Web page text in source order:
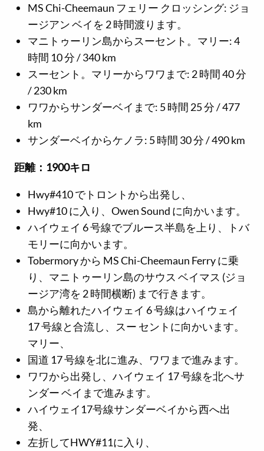
MS Chi-Cheemaun フェリー クロッシング: ジョ
ージアン ベイを 2 時間渡ります。
マニトゥーリン島からスーセント。マリー: 4
時間 10 分 / 340 km
スーセント。マリーからワワまで: 2 時間 40 分
/ 230 km
ワワからサンダーベイまで: 5 時間 25 分 / 477
km
サンダーベイからケノラ: 5 時間 30 分 / 490 km
距離：1900キロ
Hwy#410 でトロントから出発し、
Hwy#10 に入り、Owen Sound に向かいます。
ハイウェイ 6 号線でブルース半島を上り、トバ
モリーに向かいます。
Tobermory から MS Chi-Cheemaun Ferry に乗
り、マニトゥーリン島のサウス ベイマス (ジョ
ージア湾を 2 時間横断) まで行きます。
島から離れたハイウェイ 6 号線はハイウェイ
17 号線と合流し、スー セントに向かいます。
マリー、
国道 17 号線を北に進み、ワワまで進みます。
ワワから出発し、ハイウェイ 17 号線を北へサ
ンダー ベイまで進みます。
ハイウェイ17号線サンダーベイから西へ出
発、
左折してHWY#11に入り、